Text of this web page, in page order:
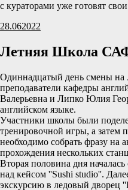
с кураторами уже готовят
28.062022
Летняя Школа
Одиннадцатый день смены на
преподаватели кафедры
Валерьевна и Липко Юлия
английском языке.
Участники школы были
тренировочной игры, а затем
необходимо собрать фразу на
прохождения нескольких
Вторая половина дня
над кейсом ''Sushi studio''.
экскурсию в ледовый дворец